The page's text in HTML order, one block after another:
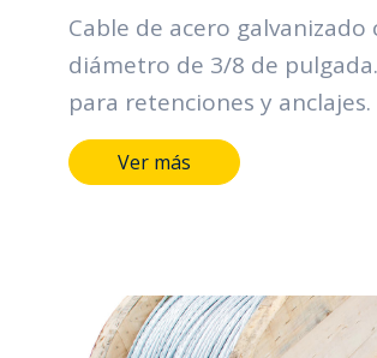
Cable de acero galvanizado
diámetro de 3/8 de
para retenciones y anclajes.
Ver más